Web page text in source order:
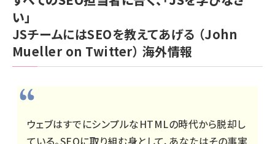
い」
JSチームにはSEOを教えてあげる （John
Mueller on Twitter） 海外情報
ウェブはすでにシンプルなHTMLの時代から脱却し
ている。SEOに取り組む身として、あなたはその事実